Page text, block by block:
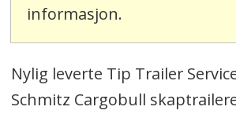
informasjon.
Nylig leverte Tip Trailer
Schmitz Cargobull